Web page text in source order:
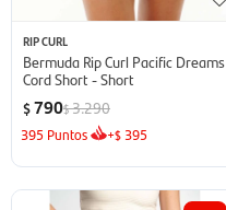
RIP CURL
Bermuda Rip Curl Pacific Dreams
Cord Short - Short
$790$3.290
395 Puntos +$ 395